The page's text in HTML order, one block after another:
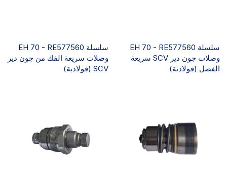
سلسلة EH 70 - RE577560
وصلات جون دير SCV سريعة
الفصل (فولاذية)
سلسلة EH 70 - RE577560
وصلات سريعة الفك من جون دير
SCV (فولاذية)